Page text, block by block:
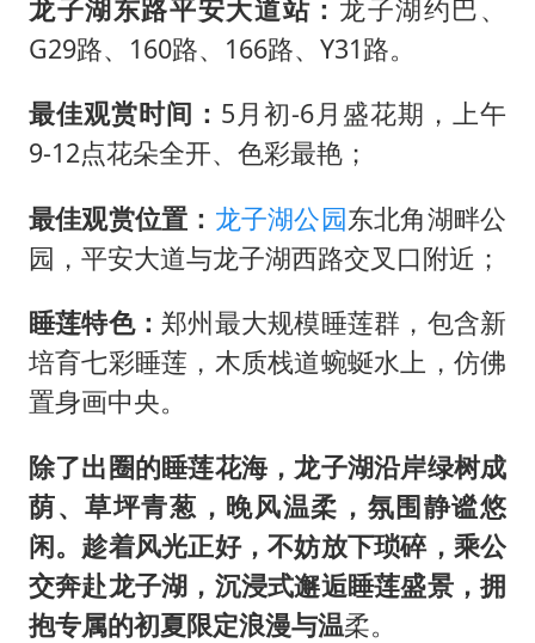
龙子湖东路平安大道站： 龙子湖约巴、
G29路、160路、166路、Y31路。
最佳观赏时间： 5月初-6月盛花期，上午
9-12点花朵全开、色彩最艳；
最佳观赏位置： 龙子湖公园东北角湖畔公
园，平安大道与龙子湖西路交叉口附近；
睡莲特色：郑州最大规模睡莲群，包含新
培育七彩睡莲，木质栈道蜿蜒水上，仿佛
置身画中央。
除了出圈的睡莲花海，龙子湖沿岸绿树成
荫、草坪青葱，晚风温柔，氛围静谧悠
闲。趁着风光正好，不妨放下琐碎，乘公
交奔赴龙子湖，沉浸式邂逅睡莲盛景，拥
抱专属的初夏限定浪漫与温柔。